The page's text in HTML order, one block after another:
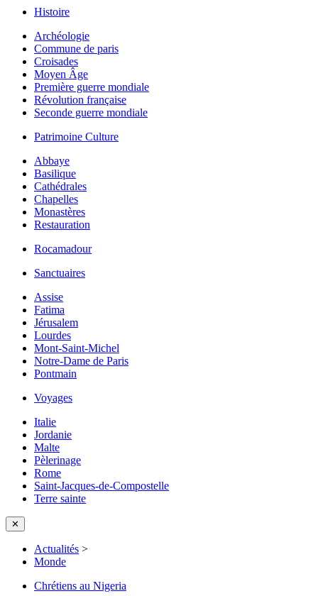
Histoire
Archéologie
Commune de paris
Croisades
Moyen Âge
Première guerre mondiale
Révolution française
Seconde guerre mondiale
Patrimoine Culture
Abbaye
Basilique
Cathédrales
Chapelles
Monastères
Restauration
Rocamadour
Sanctuaires
Assise
Fatima
Jérusalem
Lourdes
Mont-Saint-Michel
Notre-Dame de Paris
Pontmain
Voyages
Italie
Jordanie
Malte
Pèlerinage
Rome
Saint-Jacques-de-Compostelle
Terre sainte
✕
Actualités >
Monde
Chrétiens au Nigeria